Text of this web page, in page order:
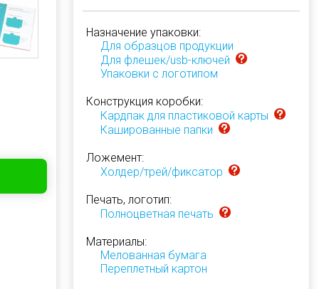
Назначение упаковки:
Для образцов продукции
Для флешек/usb-ключей
Упаковки с логотипом
Конструкция коробки:
Кардпак для пластиковой карты
Кашированные папки
Ложемент:
Холдер/трей/фиксатор
Печать, логотип:
Полноцветная печать
Материалы:
Мелованная бумага
Переплетный картон